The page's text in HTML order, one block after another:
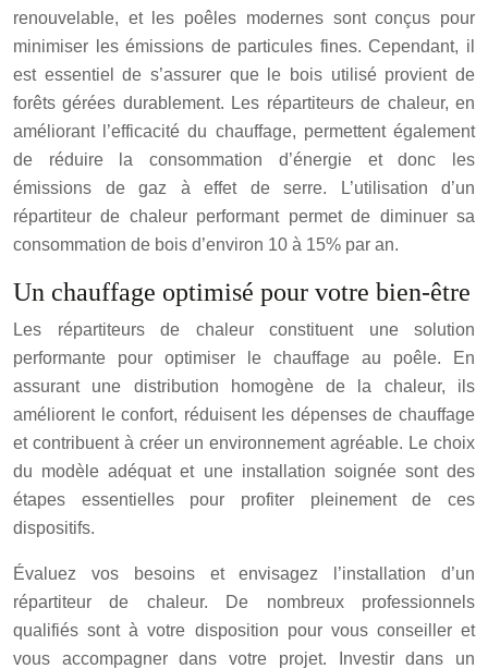
renouvelable, et les poêles modernes sont conçus pour
minimiser les émissions de particules fines. Cependant, il
est essentiel de s’assurer que le bois utilisé provient de
forêts gérées durablement. Les répartiteurs de chaleur, en
améliorant l’efficacité du chauffage, permettent également
de réduire la consommation d’énergie et donc les
émissions de gaz à effet de serre. L’utilisation d’un
répartiteur de chaleur performant permet de diminuer sa
consommation de bois d’environ 10 à 15% par an.
Un chauffage optimisé pour votre bien-être
Les répartiteurs de chaleur constituent une solution
performante pour optimiser le chauffage au poêle. En
assurant une distribution homogène de la chaleur, ils
améliorent le confort, réduisent les dépenses de chauffage
et contribuent à créer un environnement agréable. Le choix
du modèle adéquat et une installation soignée sont des
étapes essentielles pour profiter pleinement de ces
dispositifs.
Évaluez vos besoins et envisagez l’installation d’un
répartiteur de chaleur. De nombreux professionnels
qualifiés sont à votre disposition pour vous conseiller et
vous accompagner dans votre projet. Investir dans un